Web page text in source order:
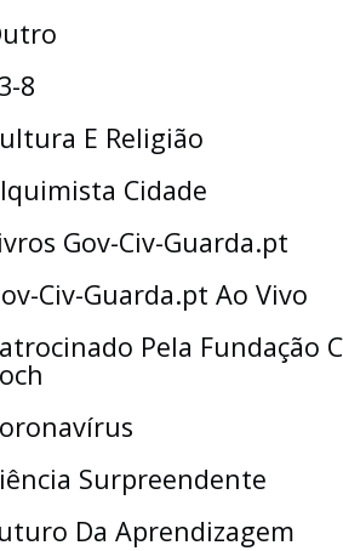
8
E Religião
Cidade
Gov-Civ-Guarda.pt
Civ-Guarda.pt Ao Vivo
Pela Fundação
Surpreendente
Da Aprendizagem